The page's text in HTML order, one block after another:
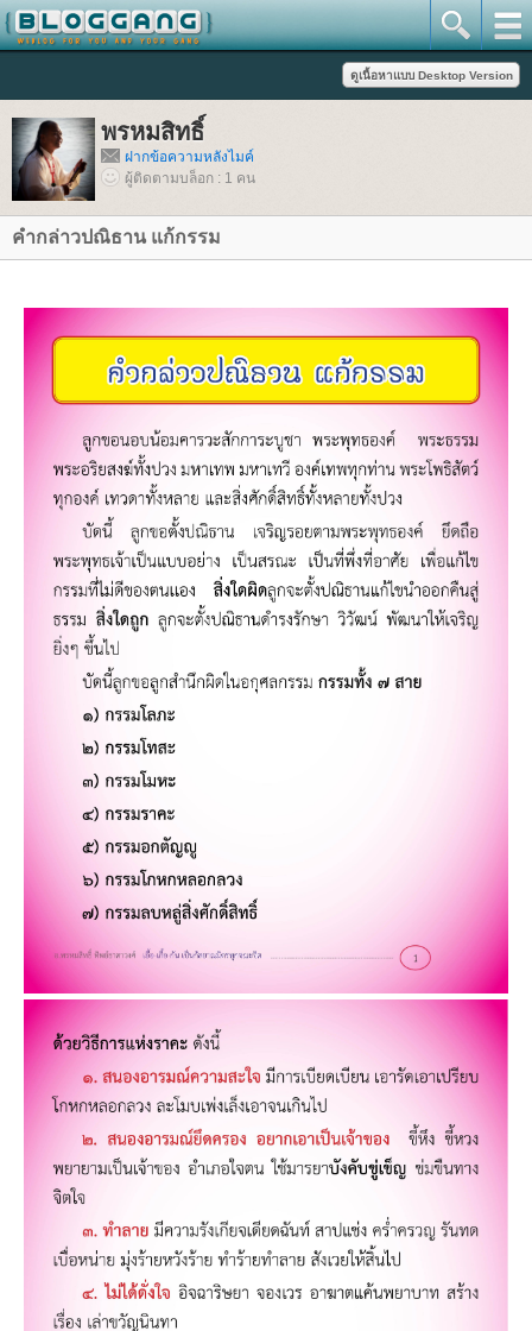
พรหมสิทธิ์
ฝากข้อความหลังไมค์
ผู้ติดตามบล็อก : 1 คน
คำกล่าวปณิธาน แก้กรรม